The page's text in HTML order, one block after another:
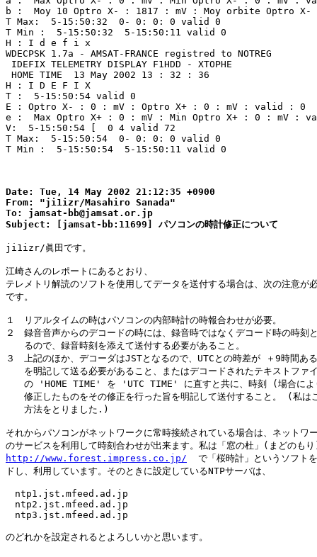
b :  Moy 10 Optro X- : 1817 : mV : Moy orbite Optro
T Max:  5-15:50:32  0- 0: 0: 0 valid 0
T Min :  5-15:50:32  5-15:50:11 valid 0
H : I d e f i x
WDECPSK 1.7a - AMSAT-FRANCE registred to NOTREG
IDEFIX TELEMETRY DISPLAY F1HDD - XTOPHE
HOME TIME  13 May 2002 13 : 32 : 36
H : I D E F I X
T :  5-15:50:54 valid 0
E : Optro X- : 0 : mV : Optro X+ : 0 : mV : valid : 0
e :  Max Optro X+ : 0 : mV : Min Optro X+ : 0 : mV :
V:  5-15:50:54 [  0 4 valid 72
T Max:  5-15:50:54  0- 0: 0: 0 valid 0
T Min :  5-15:50:54  5-15:50:11 valid 0
Date: Tue, 14 May 2002 21:12:35 +0900
From: "ji1izr/Masahiro Sanada"
To: jamsat-bb@jamsat.or.jp
ji1izr/眞田です。
江崎さんのレポートにあるとおり、
テレメトリ解読のソフトを使用してデータを送付する場合は、次の注意が
です。
１　リアルタイムの時はパソコンの内部時計の時報合わせが必要。
２　録音音声からのデコードの時には、録音時ではなくデコード時の時刻
るので、録音時刻を添えて送付する必要があること。
３　上記のほか、デコーダはJSTとなるので、UTCとの時差が ＋9時間あ
を明記して送る必要があること、またはデコードされたテキストファ
の 'HOME TIME' を 'UTC TIME' に直すと共に、時刻 (場合によ
修正したものをその修正を行った旨を明記して送付すること。 (私は
方法をとりました.)
それからパソコンがネットワークに常時接続されている場合は、ネットワ
http://www.forest.impress.co.jp/
で「桜時計」というソフト
ドし、利用しています。そのときに設定しているNTPサーバは、
ntp1.jst.mfeed.ad.jp
ntp2.jst.mfeed.ad.jp
ntp3.jst.mfeed.ad.jp
のどれかを設定されるとよろしいかと思います。